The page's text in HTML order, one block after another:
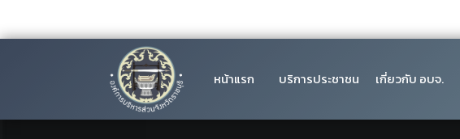
หน้าแรก บริการประชาชน เกี่ยวกับ อบจ.